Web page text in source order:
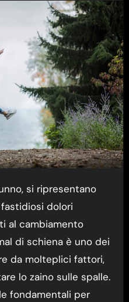
si ripresentano
dolori
al cambiamento
di schiena è uno dei
da molteplici fattori,
lo zaino sulle spalle.
fondamentali per